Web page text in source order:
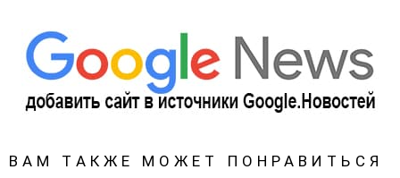
ВАМ ТАКЖЕ МОЖЕТ ПОНРАВИТЬСЯ